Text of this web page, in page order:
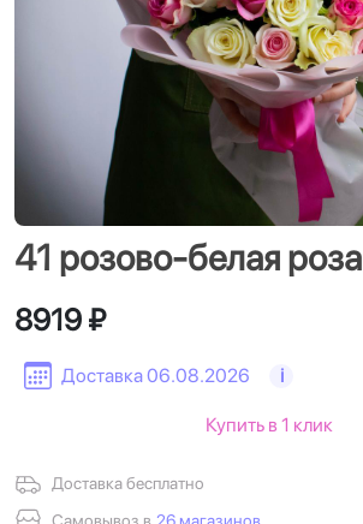
41 розово-белая роза
Доставка 06.08.2026 i
8919 ₽
Доставка бесплатно
Купить в 1 клик